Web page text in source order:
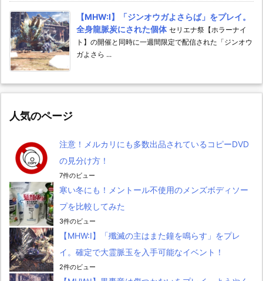
【MHW:I】「ジンオウガよさらば」をプレイ。
全身龍脈炭にされた個体 セリエナ祭【ホラーナイ
ト】の開催と同時に一週間限定で配信された「ジンオウ
ガよさら ...
人気のページ
注意！メルカリにも多数出品されているコピーDVD
の見分け方！
7件のビュー
寒い冬にも！メントール不使用のメンズボディソー
プを比較してみた
3件のビュー
【MHW:I】「殲滅の主はまた鐘を鳴らす」をプレ
イ。確定で大霊脈玉を入手可能なイベント！
2件のビュー